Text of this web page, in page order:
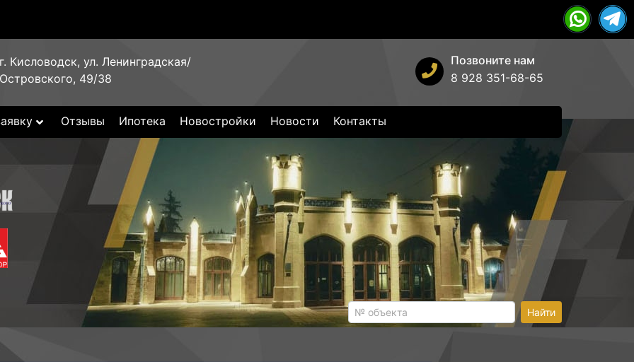
г. Кисловодск, ул. Ленинградская/
Островского, 49/38
Позвоните нам
8 928 351-68-65
Отзывы Ипотека Новостройки Новости Контакты
Найти